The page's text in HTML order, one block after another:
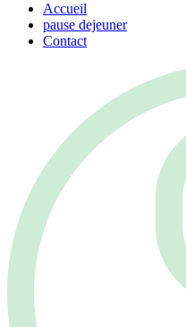
Accueil
pause dejeuner
Contact